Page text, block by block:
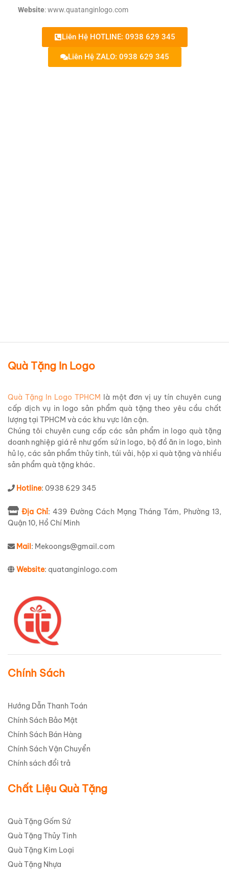
Website: www.quatanginlogo.com
Liên Hệ HOTLINE: 0938 629 345
Liên Hệ ZALO: 0938 629 345
Quà Tặng In Logo
Quà Tặng In Logo TPHCM là một đơn vị uy tín chuyên cung
cấp dịch vụ in logo sản phẩm quà tặng theo yêu cầu chất
lượng tại TPHCM và các khu vực lân cận.
Chúng tôi chuyên cung cấp các sản phẩm in logo quà tặng
doanh nghiệp giá rẻ như gốm sứ in logo, bộ đồ ăn in logo, bình
hủ lọ, các sản phẩm thủy tinh, túi vải, hộp xi quà tặng và nhiều
sản phẩm quà tặng khác.
Hotline: 0938 629 345
Địa Chỉ: 439 Đường Cách Mạng Tháng Tám, Phường 13,
Quận 10, Hồ Chí Minh
Mail: Mekoongs@gmail.com
Website: quatanginlogo.com
Chính Sách
Hướng Dẫn Thanh Toán
Chính Sách Bảo Mật
Chính Sách Bán Hàng
Chính Sách Vận Chuyển
Chính sách đổi trả
Chất Liệu Quà Tặng
Quà Tặng Gốm Sứ
Quà Tặng Thủy Tinh
Quà Tặng Kim Loại
Quà Tặng Nhựa